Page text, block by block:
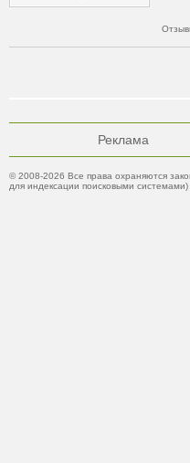
Реклама
© 2008-2026 Все права охраняются
для индексации поисковыми системами)